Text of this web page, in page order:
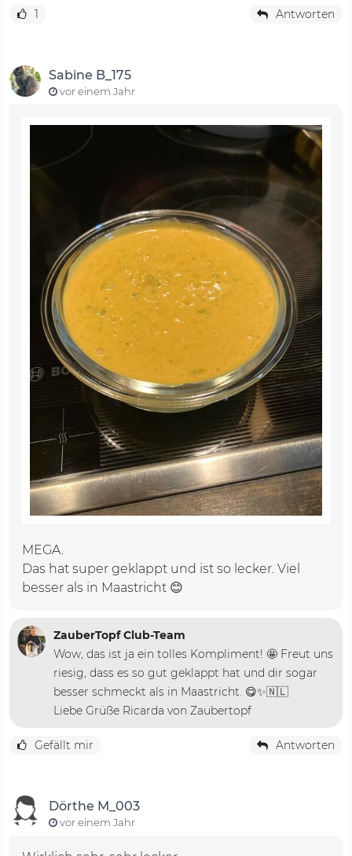
1 Antworten
Sabine B_175
vor einem Jahr
MEGA.
Das hat super geklappt und ist so lecker. Viel
besser als in Maastricht 😊
ZauberTopf Club-Team
Wow, das ist ja ein tolles Kompliment! 🤩 Freut uns
riesig, dass es so gut geklappt hat und dir sogar
besser schmeckt als in Maastricht. 😋✨🇳🇱
Liebe Grüße Ricarda von Zaubertopf
Gefällt mir Antworten
Dörthe M_003
vor einem Jahr